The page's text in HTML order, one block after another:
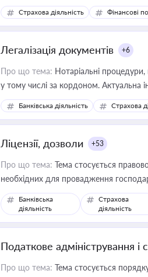
медійних змін у цій сфері корисне
приватизації, оренди державного
Страхова діяльність Фінансові
Легалізація документів +6
Про що тема: Нотаріальні
у тому числі за кордоном. Актуальна
ризиків недійсності та
Банківська діяльність Страхова
Ліцензії, дозволи +53
Про що тема: Тема стосується
необхідних для провадження
Банківська
діяльність
Страхова
діяльність
Податкове адміністрування
Про що тема: Тема стосується